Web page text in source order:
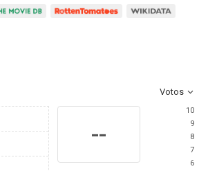
Votos
--
10
9
8
7
6